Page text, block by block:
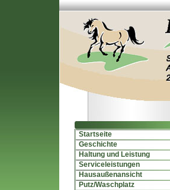
Startseite
Geschichte
Haltung und Leistung
Serviceleistungen
Hausaußenansicht
Putz/Waschplatz